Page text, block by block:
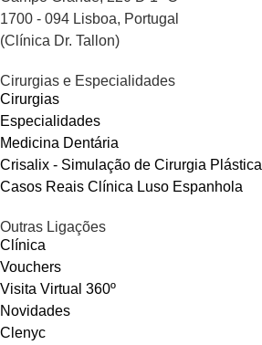
1700 - 094 Lisboa, Portugal
(Clínica Dr. Tallon)
Cirurgias e Especialidades
Cirurgias
Especialidades
Medicina Dentária
Crisalix - Simulação de Cirurgia Plástica
Casos Reais Clínica Luso Espanhola
Outras Ligações
Clínica
Vouchers
Visita Virtual 360º
Novidades
Clenyc